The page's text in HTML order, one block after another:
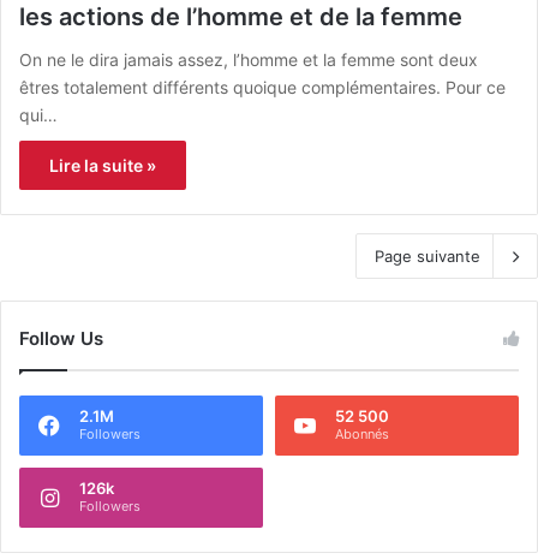
les actions de l’homme et de la femme
On ne le dira jamais assez, l’homme et la femme sont deux
êtres totalement différents quoique complémentaires. Pour ce
qui…
Lire la suite »
Page suivante
Follow Us
2.1M
Followers
52 500
Abonnés
126k
Followers